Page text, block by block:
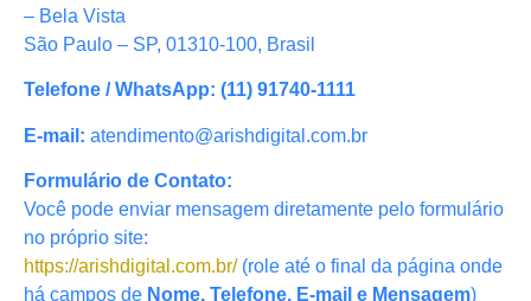
– Bela Vista
São Paulo – SP, 01310-100, Brasil
Telefone / WhatsApp: (11) 91740-1111
E-mail: atendimento@arishdigital.com.br
Formulário de Contato:
Você pode enviar mensagem diretamente pelo formulário
no próprio site:
https://arishdigital.com.br/(role até o final da página onde
há campos de Nome, Telefone, E-mail e Mensagem)